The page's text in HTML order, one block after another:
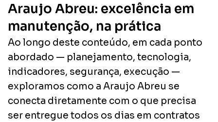
Araujo Abreu: excelência em
manutenção, na prática
Ao longo deste conteúdo, em cada ponto
abordado — planejamento, tecnologia,
indicadores, segurança, execução —
exploramos como a Araujo Abreu se
conecta diretamente com o que precisa
ser entregue todos os dias em contratos